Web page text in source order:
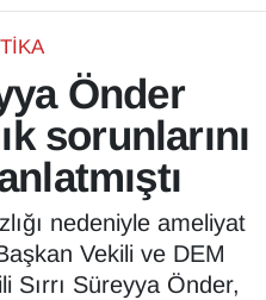
Önder
sorunlarını
nedeniyle ameliyat
Vekili ve DEM
Sırrı Süreyya Önder,
ve Fikstür